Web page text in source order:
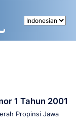
1 Tahun 2001
Propinsi Jawa